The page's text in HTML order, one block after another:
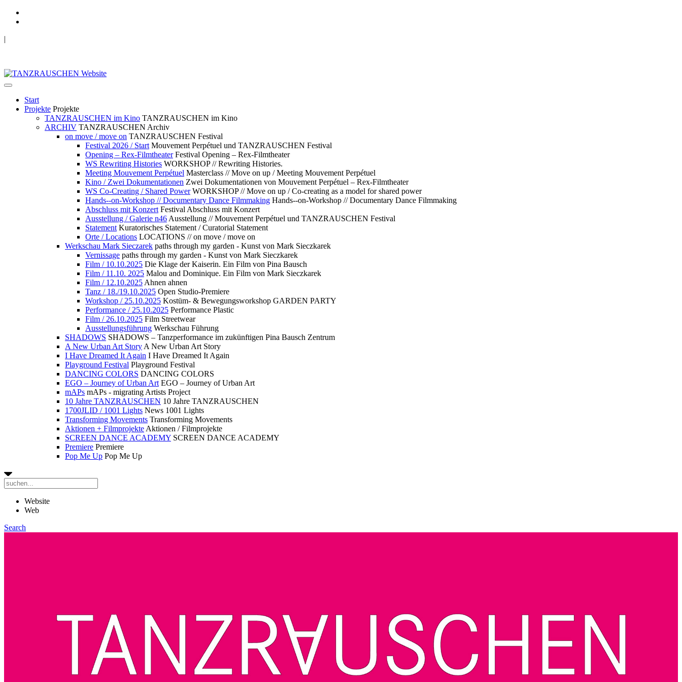
|
Start
Projekte Projekte
TANZRAUSCHEN im Kino TANZRAUSCHEN im Kino
ARCHIV TANZRAUSCHEN Archiv
on move / move on TANZRAUSCHEN Festival
Festival 2026 / Start Mouvement Perpétuel und TANZRAUSCHEN Festival
Opening – Rex-Filmtheater Festival Opening – Rex-Filmtheater
WS Rewriting Histories WORKSHOP // Rewriting Histories.
Meeting Mouvement Perpétuel Masterclass // Move on up / Meeting Mouvement Perpétuel
Kino / Zwei Dokumentationen Zwei Dokumentationen von Mouvement Perpétuel – Rex-Filmtheater
WS Co-Creating / Shared Power WORKSHOP // Move on up / Co-creating as a model for shared power
Hands--on-Workshop // Documentary Dance Filmmaking Hands--on-Workshop // Documentary Dance Filmmaking
Abschluss mit Konzert Festival Abschluss mit Konzert
Ausstellung / Galerie n46 Ausstellung // Mouvement Perpétuel und TANZRAUSCHEN Festival
Statement Kuratorisches Statement / Curatorial Statement
Orte / Locations LOCATIONS // on move / move on
Werkschau Mark Sieczarek paths through my garden - Kunst von Mark Sieczkarek
Vernissage paths through my garden - Kunst von Mark Sieczkarek
Film / 10.10.2025 Die Klage der Kaiserin. Ein Film von Pina Bausch
Film / 11.10. 2025 Malou and Dominique. Ein Film von Mark Sieczkarek
Film / 12.10.2025 Ahnen ahnen
Tanz / 18./19.10.2025 Open Studio-Premiere
Workshop / 25.10.2025 Kostüm- & Bewegungsworkshop GARDEN PARTY
Performance / 25.10.2025 Performance Plastic
Film / 26.10.2025 Film Streetwear
Ausstellungsführung Werkschau Führung
SHADOWS SHADOWS – Tanzperformance im zukünftigen Pina Bausch Zentrum
A New Urban Art Story A New Urban Art Story
I Have Dreamed It Again I Have Dreamed It Again
Playground Festival Playground Festival
DANCING COLORS DANCING COLORS
EGO – Journey of Urban Art EGO – Journey of Urban Art
mAPs mAPs - migrating Artists Project
10 Jahre TANZRAUSCHEN 10 Jahre TANZRAUSCHEN
1700JLID / 1001 Lights News 1001 Lights
Transforming Movements Transforming Movements
Aktionen + Filmprojekte Aktionen / Filmprojekte
SCREEN DANCE ACADEMY SCREEN DANCE ACADEMY
Premiere Premiere
Pop Me Up Pop Me Up
Website
Web
Search